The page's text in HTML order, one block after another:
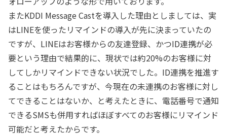
またKDDI Message Castを導入した理由としましては、実
はLINEを使ったリマインドの導入が先に決まっていたの
ですが、LINEはお客様からの友達登録、かつID連携が必
要という理由で結果的に、現状では約20%のお客様に対
してしかリマインドできない状況でした。ID連携を推進す
ることはもちろんですが、今現在の未連携のお客様に対し
てできることはないか、と考えたときに、電話番号で通知
できるSMSも併用すればほぼすべてのお客様にリマインド
可能だと考えたからです。